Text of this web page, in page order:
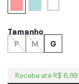
Tamanho
P
M G
Receba até R$ 6,99